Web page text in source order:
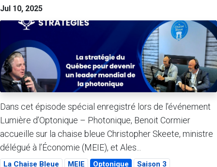
Jul 10, 2025
Dans cet épisode spécial enregistré lors de l’événement
Lumière d’Optonique – Photonique, Benoit Cormier
accueille sur la chaise bleue Christopher Skeete, ministre
délégué à l’Économie (MEIE), et Ales...
La Chaise Bleue MEIE Optonique Saison 3